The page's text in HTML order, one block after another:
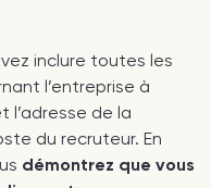
inclure toutes les
l’entreprise à
l’adresse de la
du recruteur. En
démontrez que vous